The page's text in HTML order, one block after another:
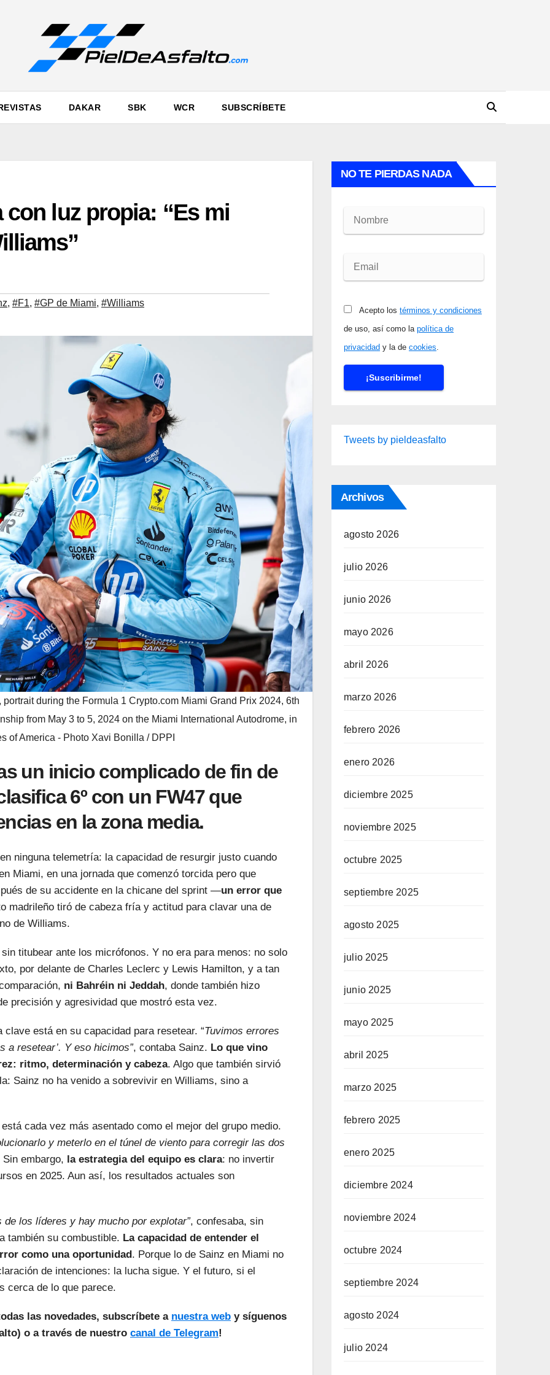
DAKAR SBK WCR SUBSCRÍBETE
luz propia: “Es mi
, #F1, #GP de Miami, #Williams
during the Formula 1 Crypto.com Miami Grand Prix 2024, 6th
from May 3 to 5, 2024 on the Miami International Autodrome, in
of America - Photo Xavi Bonilla / DPPI
un inicio complicado de fin de
6º con un FW47 que
en la zona media.
ninguna telemetría: la capacidad de resurgir justo cuando
Miami, en una jornada que comenzó torcida pero que
de su accidente en la chicane del sprint —un error que
madrileño tiró de cabeza fría y actitud para clavar una de
de Williams.
sin titubear ante los micrófonos. Y no era para menos: no solo
por delante de Charles Leclerc y Lewis Hamilton, y a tan
ni Bahréin ni Jeddah, donde también hizo
precisión y agresividad que mostró esta vez.
está en su capacidad para resetear. “Tuvimos errores
a resetear’. Y eso hicimos”, contaba Sainz. Lo que vino
ritmo, determinación y cabeza. Algo que también sirvió
Sainz no ha venido a sobrevivir en Williams, sino a
cada vez más asentado como el mejor del grupo medio.
y meterlo en el túnel de viento para corregir las dos
embargo, la estrategia del equipo es clara: no invertir
en 2025. Aun así, los resultados actuales son
los líderes y hay mucho por explotar”, confesaba, sin
también su combustible. La capacidad de entender el
como una oportunidad. Porque lo de Sainz en Miami no
de intenciones: la lucha sigue. Y el futuro, si el
cerca de lo que parece.
las novedades, subscríbete a nuestra web y síguenos
o a través de nuestro canal de Telegram!
NO TE PIERDAS NADA
Acepto los términos y condiciones
de uso, así como la política de
privacidad y la de cookies
Tweets by pieldeasfalto
Archivos
agosto 2026
julio 2026
junio 2026
mayo 2026
abril 2026
marzo 2026
febrero 2026
enero 2026
diciembre 2025
noviembre 2025
octubre 2025
septiembre 2025
agosto 2025
julio 2025
junio 2025
mayo 2025
abril 2025
marzo 2025
febrero 2025
enero 2025
diciembre 2024
noviembre 2024
octubre 2024
septiembre 2024
agosto 2024
julio 2024